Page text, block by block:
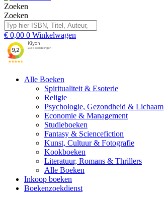
Zoeken
Zoeken
€ 0,00 0 Winkelwagen
Alle Boeken
Spiritualiteit & Esoterie
Religie
Psychologie, Gezondheid & Lichaam
Economie & Management
Studieboeken
Fantasy & Sciencefiction
Kunst, Cultuur & Fotografie
Kookboeken
Literatuur, Romans & Thrillers
Alle Boeken
Inkoop boeken
Boekenzoekdienst